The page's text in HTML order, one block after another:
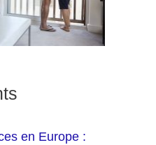
en Europe :